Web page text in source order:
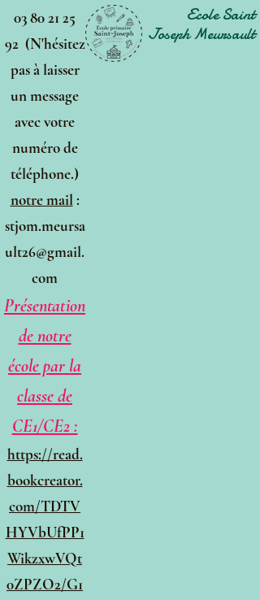
Ecole Saint
Joseph Meursault
03 80 21 25
92 (N'hésitez
pas à laisser
un message
avec votre
numéro de
téléphone.)
notre mail:
stjom.meursa
ult26@gmail.
com
Présentation
de notre
école par la
classe de
CE1/CE2 :
https://read.
bookcreator.
com/TDTV
HYVbUfPP1
WikzxwVQt
0ZPZO2/G1